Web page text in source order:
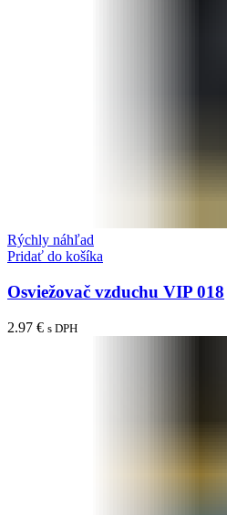
Rýchly náhľad
Pridať do košíka
Osviežovač vzduchu VIP 018
2.97 € s DPH